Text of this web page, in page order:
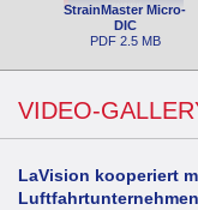
StrainMaster Micro-
DIC
PDF 2.5 MB
VIDEO-
LaVision kooperiert